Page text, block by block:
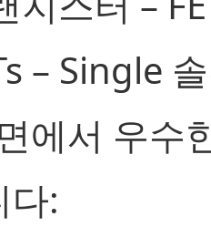
– Single
에서 우수
다: